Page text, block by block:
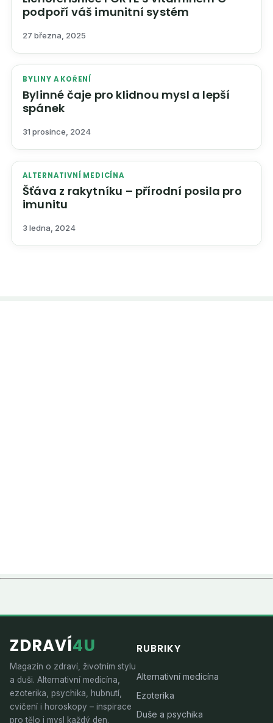
podpoří váš imunitní systém
27 března, 2025
BYLINY A KOŘENÍ
Bylinné čaje pro klidnou mysl a lepší
spánek
31 prosince, 2024
ALTERNATIVNÍ MEDICÍNA
Šťáva z rakytníku – přírodní posila pro
imunitu
3 ledna, 2024
ZDRAVÍ4U
Magazín o zdraví, životním stylu
a duši. Alternativní medicína,
ezoterika, psychika, hubnutí,
cvičení i horoskopy – inspirace
pro tělo i mysl každý den.
RUBRIKY
Alternativní medicína
Ezoterika
Duše a psychika